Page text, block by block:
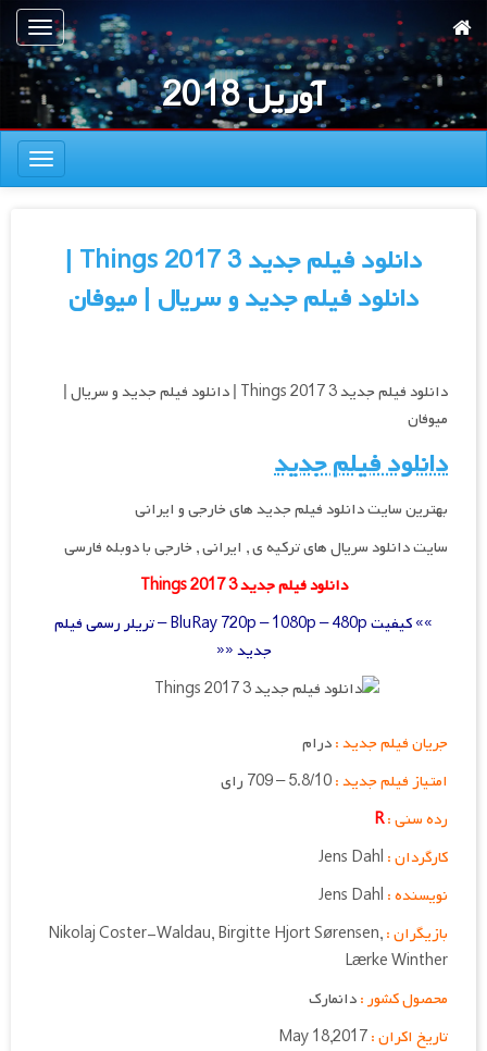
به
محتوای
اصلی
ناوبری
آوریل 2018
ناوبری
دانلود فیلم جدید 3 Things 2017 |
دانلود فیلم جدید و سریال | میوفان
دانلود فیلم جدید 3 Things 2017 | دانلود فیلم جدید و سریال |
میوفان
دانلود فیلم جدید
بهترین سایت دانلود فیلم جدید های خارجی و ایرانی
سایت دانلود سریال های ترکیه ی , ایرانی , خارجی با دوبله فارسی
دانلود فیلم جدید 3 Things 2017
»» کیفیت BluRay 720p – 1080p – 480p – تریلر رسمی فیلم
جدید ««
جریان فیلم جدید :درام
امتیاز فیلم جدید :
رده سنی :R
کارگردان :
نویسنده : Jens Dahl
بازیگران :Nikolaj Coster-Waldau, Birgitte Hjort Sørensen,
Lærke Winther
محصول کشور :دانمارک
تاریخ اکران :